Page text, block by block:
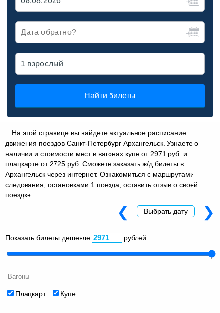
Найти билеты
На этой странице вы найдете актуальное расписание
движения поездов Санкт-Петербург Архангельск. Узнаете о
наличии и стоимости мест в вагонах купе от 2971 руб. и
плацкарте от 2725 руб. Сможете заказать ж/д билеты в
Архангельск через интернет. Ознакомиться с маршрутами
следования, остановками 1 поезда, оставить отзыв о своей
поездке.
Показать билеты дешевле рублей
Вагоны
Плацкарт Купе
❮ Выбрать дату ❯